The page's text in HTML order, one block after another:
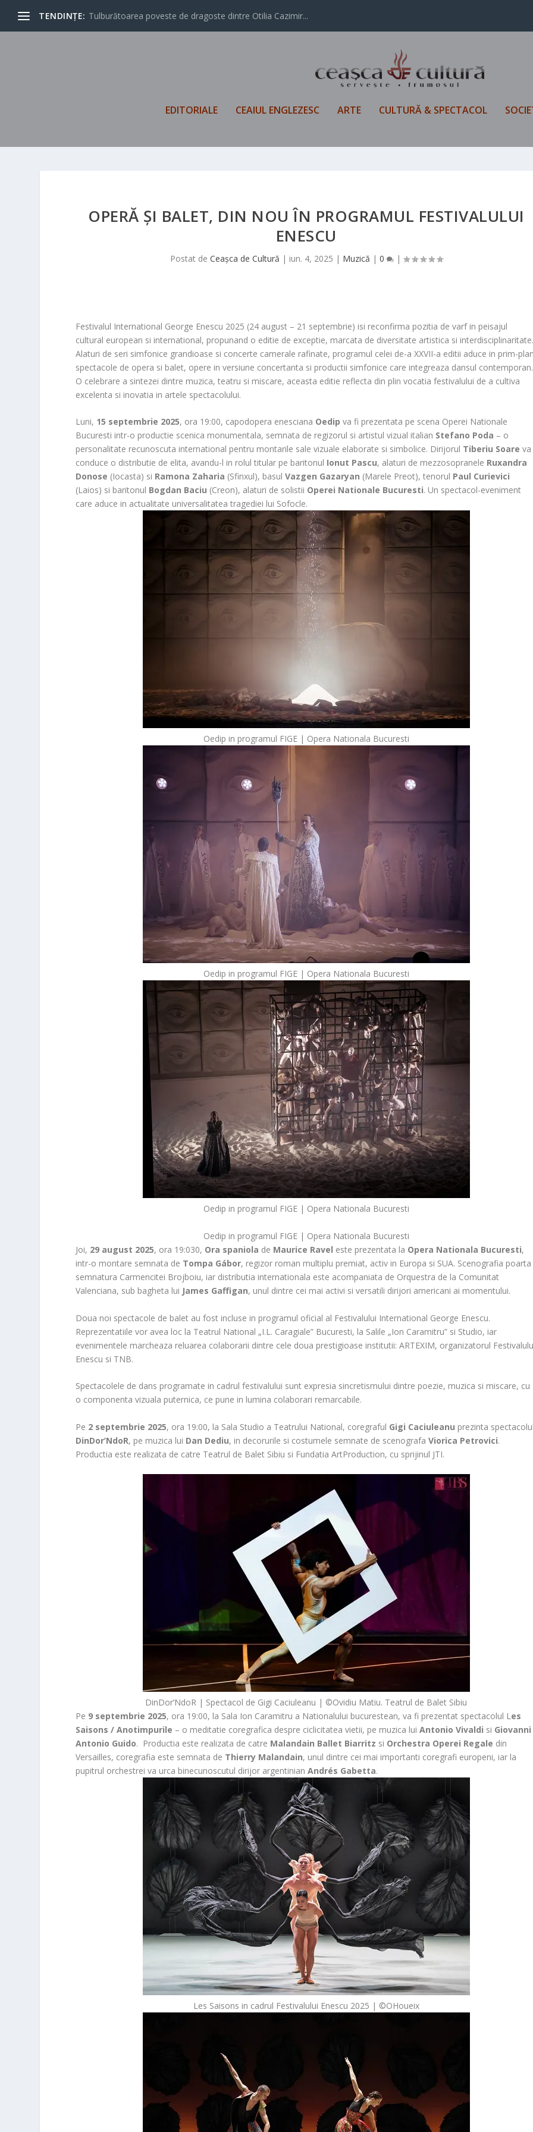
TENDINȚE: Florin Piersic Jr: Un actor are voie să facă lucruri pe...
EDITORIALE CEAIUL ENGLEZESC ARTE CULTURĂ & SPECTACOL
OPERĂ ȘI BALET, DIN NOU ÎN PROGRAMUL FESTIVALULUI
ENESCU
Postat de Ceașca de Cultură | iun. 4, 2025 | Muzică | 0 |
Festivalul International George Enescu 2025 (24 august – 21 septembrie) isi reconfirma pozitia de varf in peisajul
cultural european si international, propunand o editie de exceptie, marcata de diversitate artistica si
Alaturi de seri simfonice grandioase si concerte camerale rafinate, programul celei de-a XXVII-a editii aduce in prim-
spectacole de opera si balet, opere in versiune concertanta si productii simfonice care integreaza dansul contemporan.
O celebrare a sintezei dintre muzica, teatru si miscare, aceasta editie reflecta din plin vocatia festivalului de a cultiva
excelenta si inovatia in artele spectacolului.
Luni, 15 septembrie 2025, ora 19:00, capodopera enesciana Oedipva fi prezentata pe scena Operei Nationale
Bucuresti intr-o productie scenica monumentala, semnata de regizorul si artistul vizual italian Stefano Poda – o
personalitate recunoscuta international pentru montarile sale vizuale elaborate si simbolice. Dirijorul Tiberiu Soare va
conduce o distributie de elita, avandu-l in rolul titular pe baritonul Ionut Pascu, alaturi de mezzosopranele Ruxandra
Donose (Iocasta) si Ramona Zaharia (Sfinxul), basulVazgen Gazaryan (Marele Preot), tenorul Paul Curievici
(Laios) si baritonul Bogdan Baciu (Creon), alaturi de solistii Operei Nationale Bucuresti. Un spectacol-eveniment
care aduce in actualitate universalitatea tragediei lui Sofocle.
Oedip in programul FIGE | Opera Nationala Bucuresti
Oedip in programul FIGE | Opera Nationala Bucuresti
Oedip in programul FIGE | Opera Nationala Bucuresti
Oedip in programul FIGE | Opera Nationala Bucuresti
Joi, 29 august 2025, ora 19:030, Ora spaniola de Maurice Ravel este prezentata la Opera Nationala Bucuresti,
intr-o montare semnata de Tompa Gábor, regizor roman multiplu premiat, activ in Europa si SUA. Scenografia poarta
semnatura Carmencitei Brojboiu, iar distributia internationala este acompaniata de Orquestra de la Comunitat
Valenciana, sub bagheta lui James Gaffigan, unul dintre cei mai activi si versatili dirijori americani ai momentului.
Doua noi spectacole de balet au fost incluse in programul oficial al Festivalului International George Enescu.
Reprezentatiile vor avea loc la Teatrul National „I.L. Caragiale” Bucuresti, la Salile „Ion Caramitru” si Studio, iar
evenimentele marcheaza reluarea colaborarii dintre cele doua prestigioase institutii: ARTEXIM, organizatorul
Enescu si TNB.
Spectacolele de dans programate in cadrul festivalului sunt expresia sincretismului dintre poezie, muzica si miscare, cu
o componenta vizuala puternica, ce pune in lumina colaborari remarcabile.
Pe 2 septembrie 2025, ora 19:00, la Sala Studio a Teatrului National, coregraful Gigi Caciuleanu prezinta
DinDor’NdoR, pe muzica lui Dan Dediu, in decorurile si costumele semnate de scenografaViorica Petrovici.
Productia este realizata de catre Teatrul de Balet Sibiu si Fundatia ArtProduction, cu sprijinul JTI.
DinDor’NdoR | Spectacol de Gigi Caciuleanu | ©Ovidiu Matiu. Teatrul de Balet Sibiu
Pe 9 septembrie 2025, ora 19:00, la Sala Ion Caramitru a Nationalului bucurestean, va fi prezentat spectacolul Les
Saisons / Anotimpurile – o meditatie coregrafica despre ciclicitatea vietii, pe muzica luiAntonio Vivaldi si Giovanni
Antonio Guido. Productia este realizata de catre Malandain Ballet Biarritz si Orchestra Operei Regale din
Versailles, coregrafia este semnata de Thierry Malandain, unul dintre cei mai importanti coregrafi europeni, iar la
pupitrul orchestrei va urca binecunoscutul dirijor argentinianAndrés Gabetta.
Les Saisons in cadrul Festivalului Enescu 2025 | ©OHoueix